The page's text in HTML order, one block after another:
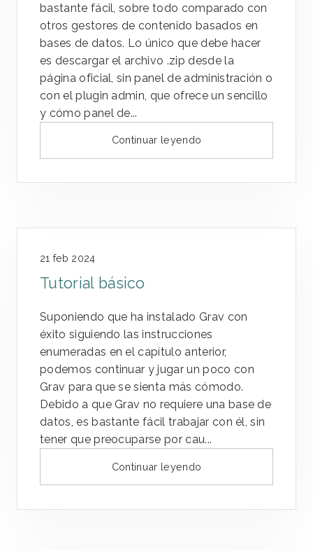
bastante fácil, sobre todo comparado con
otros gestores de contenido basados en
bases de datos. Lo único que debe hacer
es descargar el archivo .zip desde la
página oficial, sin panel de administración o
con el plugin admin, que ofrece un sencillo
y cómo panel de...
Continuar leyendo
21 feb 2024
Tutorial básico
Suponiendo que ha instalado Grav con
éxito siguiendo las instrucciones
enumeradas en el capítulo anterior,
podemos continuar y jugar un poco con
Grav para que se sienta más cómodo.
Debido a que Grav no requiere una base de
datos, es bastante fácil trabajar con él, sin
tener que preocuparse por cau...
Continuar leyendo